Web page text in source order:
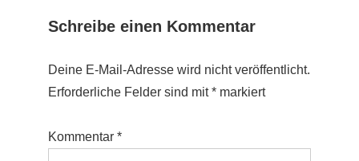
Schreibe einen Kommentar
Deine E-Mail-Adresse wird nicht veröffentlicht.
Erforderliche Felder sind mit* markiert
Kommentar *